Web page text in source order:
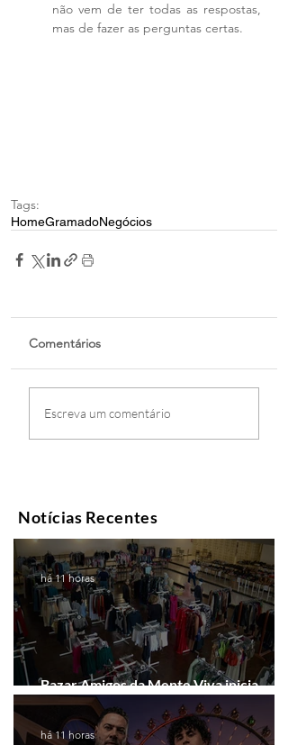
não vem de ter todas as respostas,
mas de fazer as perguntas certas.
Tags:
HomeGramadoNegócios
Comentários
Escreva um comentário
Notícias Recentes
Bazar Amigos da Mente Viva inicia
arrecadação em Gramado e Canela
há 11 horas
há 11 horas